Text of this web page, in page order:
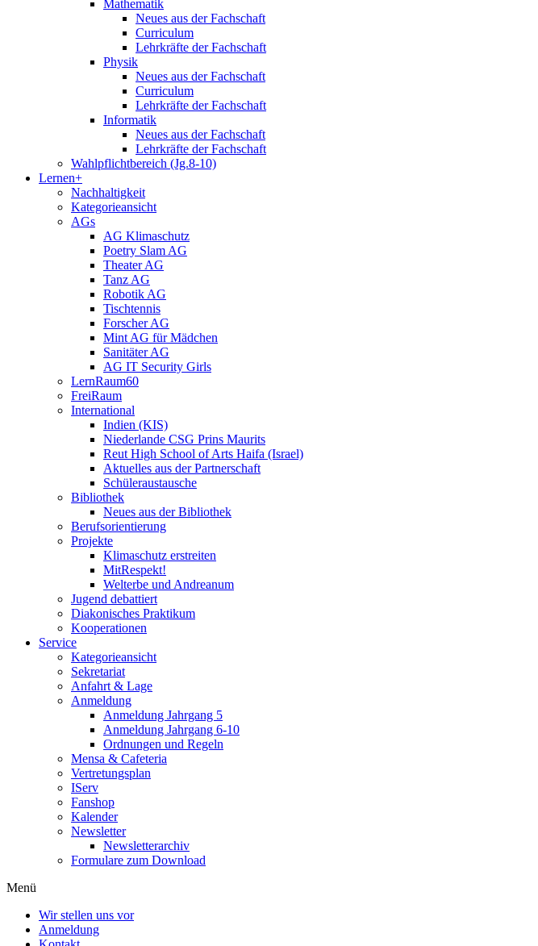
Mathematik
Neues aus der Fachschaft
Curriculum
Lehrkräfte der Fachschaft
Physik
Neues aus der Fachschaft
Curriculum
Lehrkräfte der Fachschaft
Informatik
Neues aus der Fachschaft
Lehrkräfte der Fachschaft
Wahlpflichtbereich (Jg.8-10)
Lernen+
Nachhaltigkeit
Kategorieansicht
AGs
AG Klimaschutz
Poetry Slam AG
Theater AG
Tanz AG
Robotik AG
Tischtennis
Forscher AG
Mint AG für Mädchen
Sanitäter AG
AG IT Security Girls
LernRaum60
FreiRaum
International
Indien (KIS)
Niederlande CSG Prins Maurits
Reut High School of Arts Haifa (Israel)
Aktuelles aus der Partnerschaft
Schüleraustausche
Bibliothek
Neues aus der Bibliothek
Berufsorientierung
Projekte
Klimaschutz erstreiten
MitRespekt!
Welterbe und Andreanum
Jugend debattiert
Diakonisches Praktikum
Kooperationen
Service
Kategorieansicht
Sekretariat
Anfahrt & Lage
Anmeldung
Anmeldung Jahrgang 5
Anmeldung Jahrgang 6-10
Ordnungen und Regeln
Mensa & Cafeteria
Vertretungsplan
IServ
Fanshop
Kalender
Newsletter
Newsletterarchiv
Formulare zum Download
Menü
Wir stellen uns vor
Anmeldung